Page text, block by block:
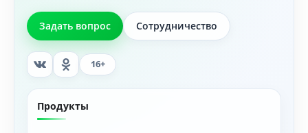
Задать вопрос Сотрудничество
16+
Продукты